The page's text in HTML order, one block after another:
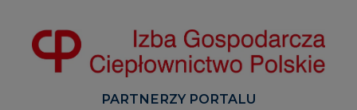
PARTNERZY PORTALU